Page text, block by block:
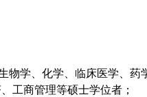
物学、化学、临床医学、药
工商管理等硕士学位者；